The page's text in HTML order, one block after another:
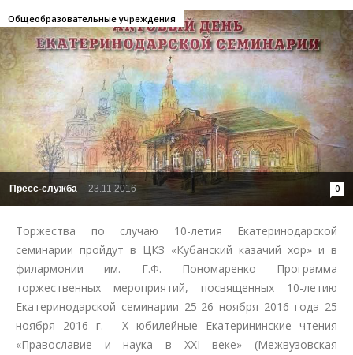
Пресс-служба - 23.11.2016 0
Общеобразовательные учреждения
Торжества по случаю 10-летия Екатеринодарской
семинарии пройдут в ЦКЗ «Кубанский казачий хор» и в
филармонии им. Г.Ф. Пономаренко Программа
торжественных мероприятий, посвященных 10-летию
Екатеринодарской семинарии 25-26 ноября 2016 года 25
ноября 2016 г. - X юбилейные Екатерининские чтения
«Православие и наука в XXI веке» (Межвузовская